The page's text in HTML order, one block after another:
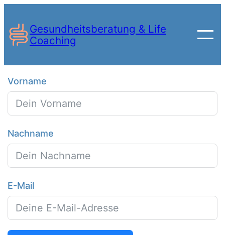
Inhalt
springen
Gesundheitsberatung & Life
Coaching
Vorname
Nachname
E-Mail